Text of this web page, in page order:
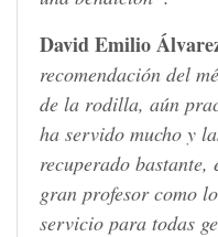
David Emilio
recomendación del
de la rodilla, aún
ha servido mucho y
recuperado
gran profesor como
servicio para todas